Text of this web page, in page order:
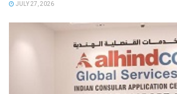
JULY 27, 2026